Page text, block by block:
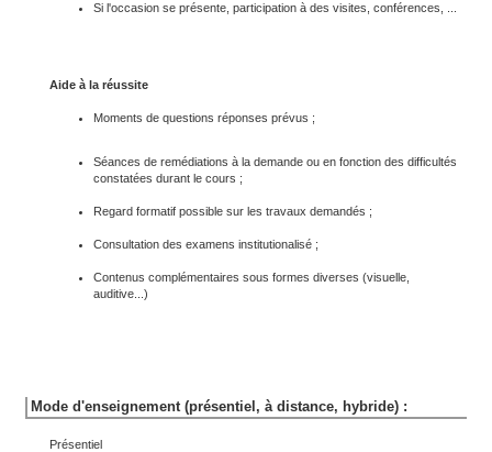
Si l'occasion se présente, participation à des visites, conférences, ...
Aide à la réussite
Moments de questions réponses prévus ;
Séances de remédiations à la demande ou en fonction des difficultés
constatées durant le cours ;
Regard formatif possible sur les travaux demandés ;
Consultation des examens institutionalisé ;
Contenus complémentaires sous formes diverses (visuelle,
auditive...)
Mode d'enseignement (présentiel, à distance, hybride) :
Présentiel